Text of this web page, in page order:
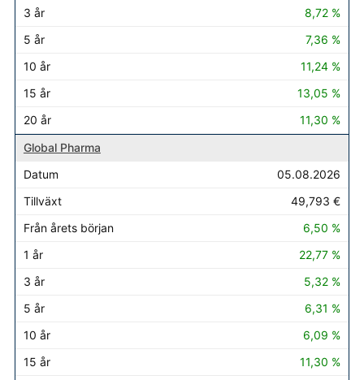
8,72 %
7,36 %
11,24 %
13,05 %
11,30 %
Global Pharma
05.08.2026
49,793 €
6,50 %
22,77 %
5,32 %
6,31 %
6,09 %
11,30 %